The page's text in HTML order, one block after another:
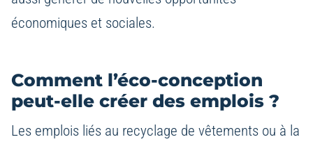
économiques et sociales.
Comment l’éco-conception
peut-elle créer des emplois ?
Les emplois liés au recyclage de vêtements ou à la